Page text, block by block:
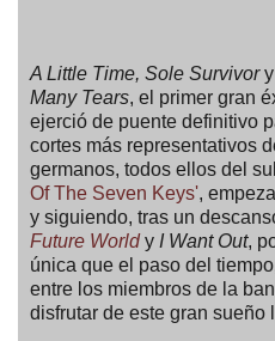
A Little Time, Sole Survivory
Many Tears, el primer gran
ejerció de puente definitivo
cortes más representativos
germanos, todos ellos del
Of The Seven Keys',
y siguiendo, tras un
Future Worldy I Want Out,
única que el paso del
entre los miembros de la
disfrutar de este gran sueño